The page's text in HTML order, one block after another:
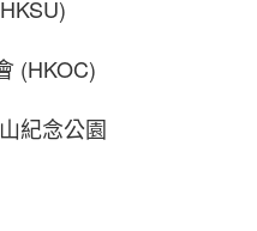
(HKOC)
紀念公園